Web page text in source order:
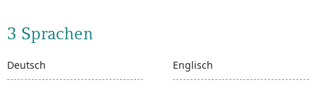
3 Sprachen
Deutsch Englisch